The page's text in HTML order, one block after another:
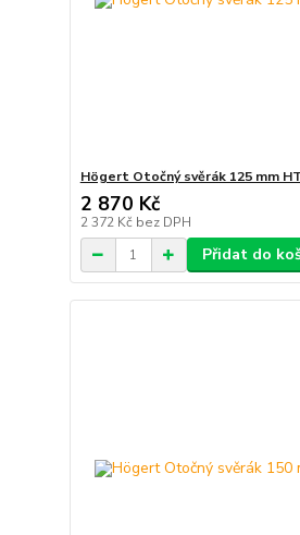
Högert Otočný svěrák 125 mm
2 870 Kč
2 372 Kč bez DPH
Přidat do